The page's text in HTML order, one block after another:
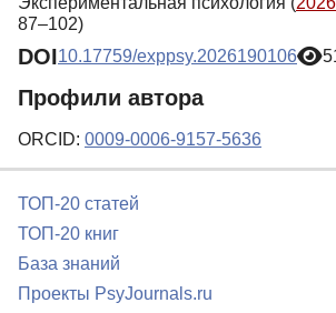
87–102)
DOI10.17759/exppsy.2026190106
Профили автора
ORCID: 0009-0006-9157-5636
ТОП-20 статей
ТОП-20 книг
База знаний
Проекты PsyJournals.ru